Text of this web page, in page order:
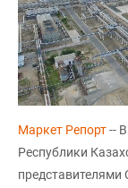
Маркет Репорт--
Республики